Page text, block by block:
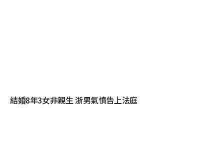
結婚8年3女非親生 浙男氣憤告上法庭